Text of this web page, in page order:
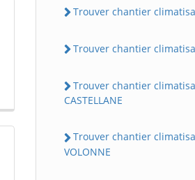
Trouver chantier
Trouver chantier
Trouver chantier
CASTELLANE
Trouver chantier
VOLONNE